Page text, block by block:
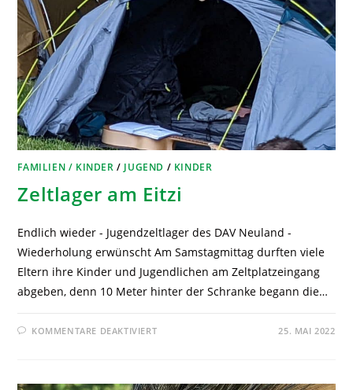
FAMILIEN / KINDER / JUGEND / KINDER
Zeltlager am Eitzi
Endlich wieder - Jugendzeltlager des DAV Neuland -
Wiederholung erwünscht Am Samstagmittag durften viele
Eltern ihre Kinder und Jugendlichen am Zeltplatzeingang
abgeben, denn 10 Meter hinter der Schranke begann die…
KOMMENTARE DEAKTIVIERT 25. MAI 2022